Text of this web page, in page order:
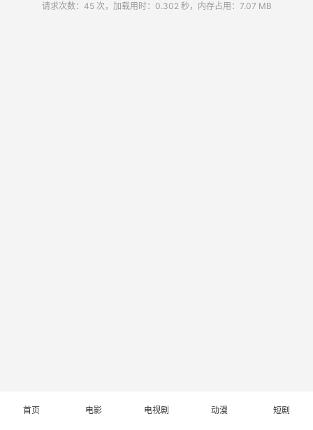
请求次数：45 次，加载用时：0.302 秒，内存占用：7.07 MB
首页 电影 电视剧 动漫 短剧